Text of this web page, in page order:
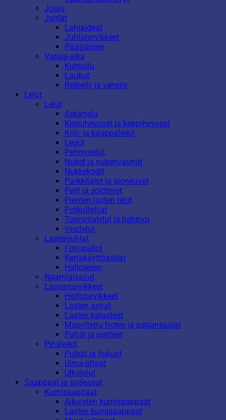
Joulu
Juhlat
Lahjaideat
Juhlatarvikkeet
Pääsiäinen
Vapaa-aika
Kuntoilu
Laukut
Retkeily ja veneily
Lelut
Lelut
Askartelu
Keinuhevoset ja keppihevoset
Koti- ja kauppaleikit
Legot
Pehmolelut
Nuket ja nukenvaunut
Nukkekodit
Parkkitalot ja ajoneuvot
Pelit ja soittimet
Pienten lasten lelut
Potkuttelijat
Toimintalelut ja hahmot
Vesilelut
Lastenjuhlat
Foliopallot
Kertakäyttöastiat
Halloween
Naamiaisasut
Lastentarvikkeet
Hoitotarvikkeet
Lasten astiat
Lasten kalusteet
Muovitettu frotee ja patjansuojat
Patjat ja peitteet
Pihaleikit
Pulkat ja liukurit
Uima-altaat
Ulkolelut
Saappaat ja sadeasut
Kumisaappaat
Aikuisten kumisaappaat
Lasten kumisaappaat